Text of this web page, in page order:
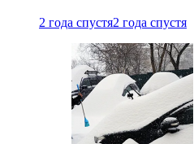
2 года спустя2 года спустя